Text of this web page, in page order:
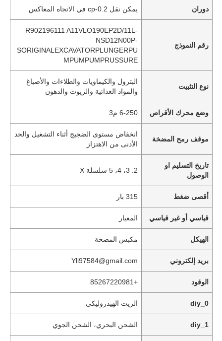
دوران يمكن نقل 0.2-cp في الاتجاه المعاكس
رقم النموذج
R902196111 A11VLO190EP2D/11L-
NSD12N00P-
SORIGINALEXCAVATORPLUNGERPU
MPUMPUMPRUSSURE
نوع التثبيت
البترول والكيماويات والطلاءات والأصباغ
والمواد الغذائية والزيوت والدهون
وضع محرك الأقراص 6-250 م3
موقف رمح المضخة
انخفاض مستوى الضجيج أثناء التشغيل والحد
الأدنى من الاهتزاز
تاريخ التسليم او
الوصول
2. 3، 4، 5 سلسلة X
أقصى ضغط 315 بار
قياسي أو غير قياسي المعيار
الهيكل مكبس المضخة
بريد إلكتروني Yli97584@gmail.com
الوقود +85267220981
diy_0 الزيت الهيدروليكي
diy_1 الشحن البحري، الشحن الجوي